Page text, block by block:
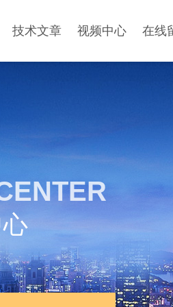
技术文章 视频中心 在线